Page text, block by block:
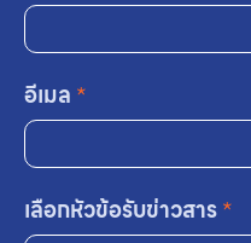
อีเมล *
เลือกหัวข้อรับข่าวสาร*